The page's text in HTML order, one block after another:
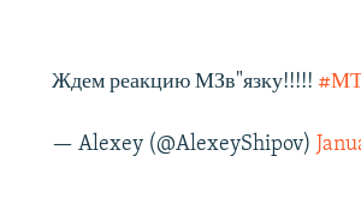
Ждем реакцию МЗв"язку!!!!!
— Alexey (@AlexeyShipov)